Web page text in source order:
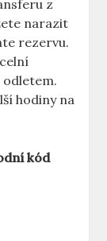
z
narazit
rezervu.
hodiny na
kód